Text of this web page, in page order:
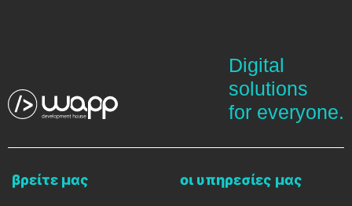
Digital
solutions
for everyone.
βρείτε μας οι υπηρεσίες μας